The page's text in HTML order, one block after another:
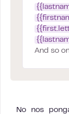
And so
No nos